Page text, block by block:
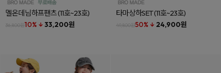
멜온데님하프팬츠(11호~23호)
36,800원10% ↓ 33,200원
타마상하SET(11호~23호)
49,800원50% ↓ 24,900원